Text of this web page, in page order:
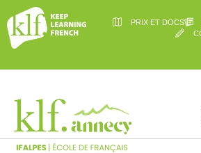
PRIX ET DOCS